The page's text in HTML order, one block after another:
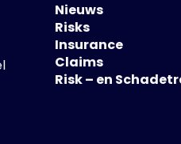
Nieuws
Risks
Insurance
Claims
Risk – en